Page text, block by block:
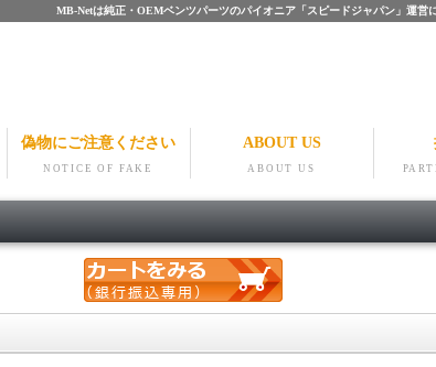
MB-Netは純正・OEMベンツパーツのパイオニア「スピードジャパン」運
偽物にご注意ください
NOTICE OF FAKE
ABOUT US
ABOUT US